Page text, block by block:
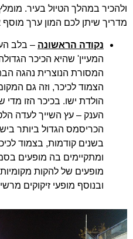
ולהכיר במהלך הטיול בעיר.
מדריך שיתן לכם המון ערך
נקודה הראשונה – בלב
המעיין' שהיא הכיכר
המסורת הנוצרית נהגה
הצמוד לכיכר, וזה גם
הולדת ישו. בכיכר הזו
הענק – עץ השייך לעדה
הכריסמס הגדול ביותר
בשנים קודמות, בצמוד
ומתקיימים בה מופעים
מופעים של להקות
ובנוסף מופעי זיקוקים